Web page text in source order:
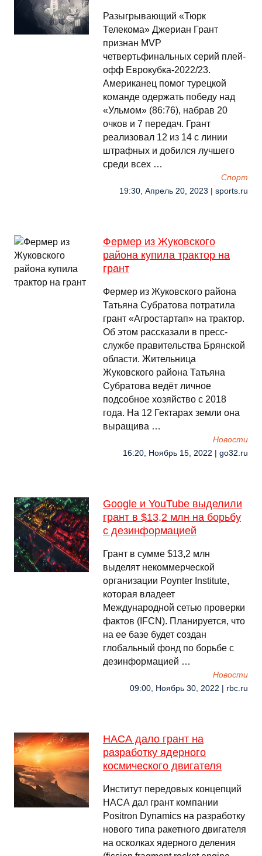
Разыгрывающий «Тюрк
Телекома» Джериан Грант
признан MVP
четвертьфинальных серий плей-
офф Еврокубка-2022/23.
Американец помог турецкой
команде одержать победу над
«Ульмом» (86:76), набрав 20
очков и 7 передач. Грант
реализовал 12 из 14 с линии
штрафных и добился лучшего
среди всех …
Спорт
19:30, Апрель 20, 2023 | sports.ru
Фермер из Жуковского
района купила трактор на
грант
Фермер из Жуковского района
Татьяна Субратова потратила
грант «Агростартап» на трактор.
Об этом рассказали в пресс-
службе правительства Брянской
области. Жительница
Жуковского района Татьяна
Субратова ведёт личное
подсобное хозяйство с 2018
года. На 12 Гектарах земли она
выращива …
Новости
16:20, Ноябрь 15, 2022 | go32.ru
Google и YouTube выделили
грант в $13,2 млн на борьбу
с дезинформацией
Грант в сумме $13,2 млн
выделят некоммерческой
организации Poynter Institute,
которая владеет
Международной сетью проверки
фактов (IFCN). Планируется, что
на ее базе будет создан
глобальный фонд по борьбе с
дезинформацией …
Новости
09:00, Ноябрь 30, 2022 | rbc.ru
НАСА дало грант на
разработку ядерного
космического двигателя
Институт передовых концепций
НАСА дал грант компании
Positron Dynamics на разработку
нового типа ракетного двигателя
на осколках ядерного деления